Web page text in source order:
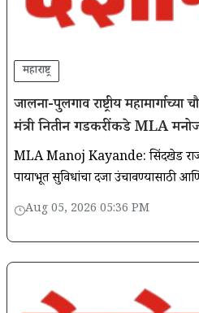
महाराष्ट्र
जालना-पुलगाव राष्ट्रीय महामार्गाच्या
मंत्री नितीन गडकरींकडे MLA
MLA Manoj Kayande: सिंदखेड राजा विधानसभा मतदारसंघातील
पायाभूत सुविधांचा दर्जा उंचावण्यासाठी
मिळण्यासाठी मा. नितीनजी गडकरी साहेब
भेट
Aug 05, 2026 05:36 PM